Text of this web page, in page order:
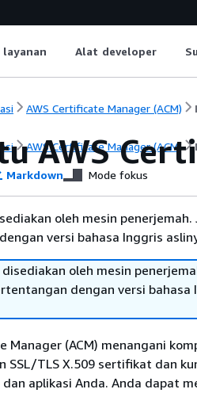
layanan Alat developer
AWS Certificate Manager (ACM)
AWS Certificate Manager (ACM)
AWS
Markdown Mode fokus
oleh mesin
versi bahasa Inggris
oleh mesin
dengan versi bahasa
Manager (ACM) menangani
SSL/TLS X.509 sertifikat dan
dan aplikasi Anda. Anda dapat